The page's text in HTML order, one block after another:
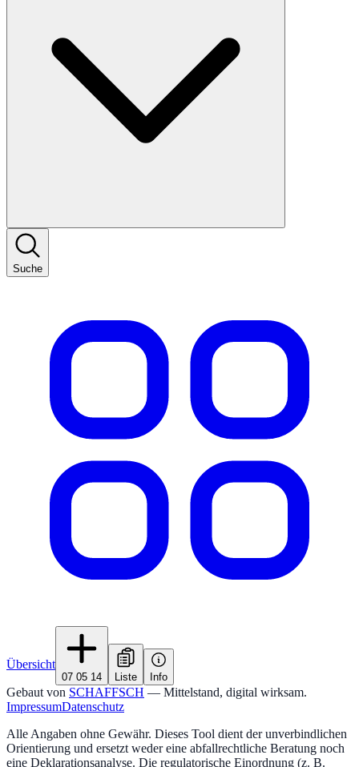
Suche
Übersicht
07 05 14 Liste Info
Gebaut von SCHAFFSCH — Mittelstand, digital wirksam.
ImpressumDatenschutz
Alle Angaben ohne Gewähr. Dieses Tool dient der unverbindlichen
Orientierung und ersetzt weder eine abfallrechtliche Beratung noch
eine Deklarationsanalyse. Die regulatorische Einordnung (z. B.